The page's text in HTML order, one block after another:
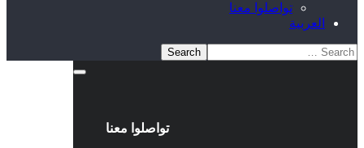
تواصلوا معنا
العربية
تواصلوا معنا